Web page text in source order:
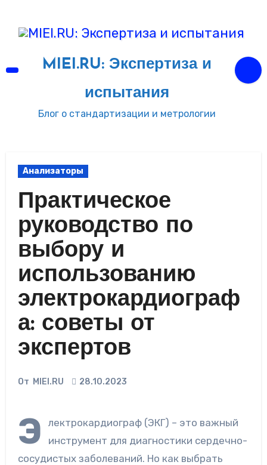
содержимому
MIEI.RU: Экспертиза и
испытания
Блог о стандартизации и метрологии
Анализаторы
Практическое
руководство по
выбору и
использованию
электрокардиограф
а: советы от
экспертов
От MIEI.RU 28.10.2023
Э
лектрокардиограф (ЭКГ) – это важный
инструмент для диагностики сердечно-
сосудистых заболеваний. Но как выбрать